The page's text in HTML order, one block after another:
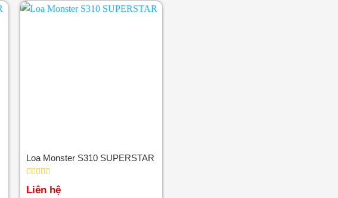
Loa Monster S310 SUPERSTAR
Được
xếp
Liên hệ